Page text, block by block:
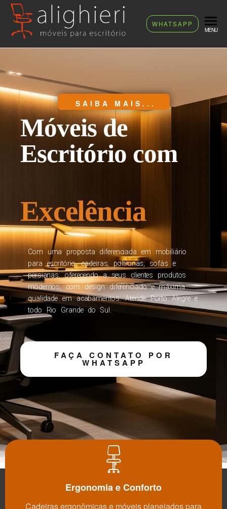
ALIGHIERI
Móveis
Escritório
WHATSAPP
MENU
SAIBA MAIS...
Móveis de
Escritório com
Excelência
Com uma proposta diferenciada em mobiliário
para escritório, cadeiras, poltronas, sofás e
persianas, oferecendo a seus clientes produtos
modernos, com design diferenciado e máxima
qualidade em acabamentos. Atende Porto Alegre e
todo Rio Grande do Sul.
FAÇA CONTATO POR
WHATSAPP
Ergonomia e Conforto
Cadeiras ergonômicas e móveis planejados para